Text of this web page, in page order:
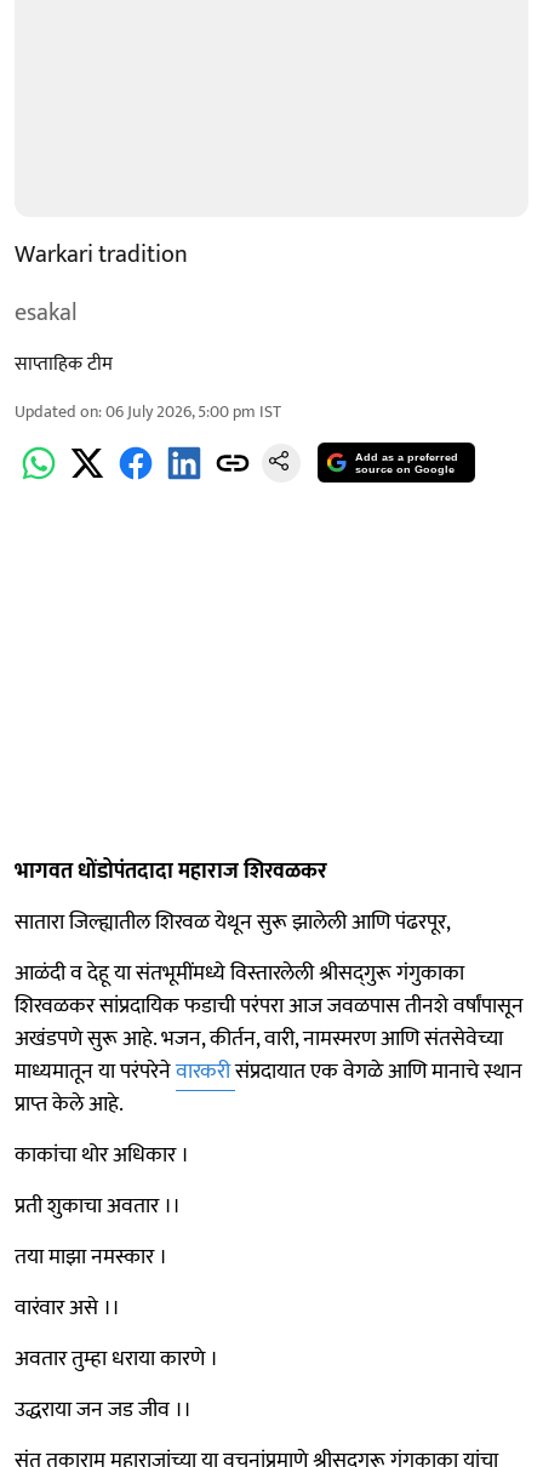
Warkari tradition
esakal
साप्ताहिक टीम
Updated on:06 July 2026, 5:00 pm IST
Add as a preferred
source on Google
भागवत धोंडोपंतदादा महाराज शिरवळकर
सातारा जिल्ह्यातील शिरवळ येथून सुरू झालेली आणि पंढरपूर,
आळंदी व देहू या संतभूमींमध्ये विस्तारलेली श्रीसद्‍गुरू गंगुकाका
शिरवळकर सांप्रदायिक फडाची परंपरा आज जवळपास तीनशे वर्षांपासून
अखंडपणे सुरू आहे. भजन, कीर्तन, वारी, नामस्मरण आणि संतसेवेच्या
माध्यमातून या परंपरेनेवारकरीसंप्रदायात एक वेगळे आणि मानाचे स्थान
प्राप्त केले आहे.
काकांचा थोर अधिकार ।
प्रती शुकाचा अवतार ।।
तया माझा नमस्कार ।
वारंवार असे ।।
अवतार तुम्हा धराया कारणे ।
उद्धराया जन जड जीव ।।